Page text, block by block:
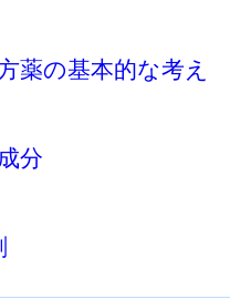
薬の基本的な考え
分